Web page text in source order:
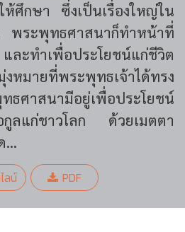
ศึกษา ซึ่งเป็นเรื่องใหญ่ใน
พระพุทธศาสนาก็ทำหน้าที่
ะทำเพื่อประโยชน์แก่ชีวิต
มายที่พระพุทธเจ้าได้ทรง
ศาสนามีอยู่เพื่อประโยชน์
ลแก่ชาวโลก ด้วยเมตตา
...
ลน์ PDF